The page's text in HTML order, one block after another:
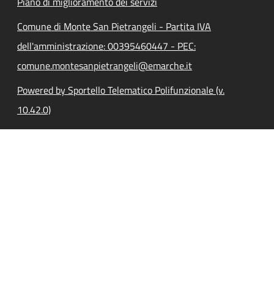
Comune di Monte San Pietrangeli - Partita IVA
dell'amministrazione: 00395460447 - PEC:
comune.montesanpietrangeli@emarche.it
Powered by Sportello Telematico Polifunzionale (v.
10.42.0)